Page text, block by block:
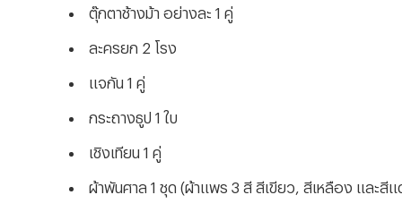
ตุ๊กตาช้างม้า อย่างละ 1 คู่
ละครยก 2 โรง
แจกัน 1 คู่
กระถางธูป 1 ใบ
เชิงเทียน 1 คู่
ผ้าพันศาล 1 ชุด (ผ้าแพร 3 สี สีเขียว, สีเหลือง และสีแ